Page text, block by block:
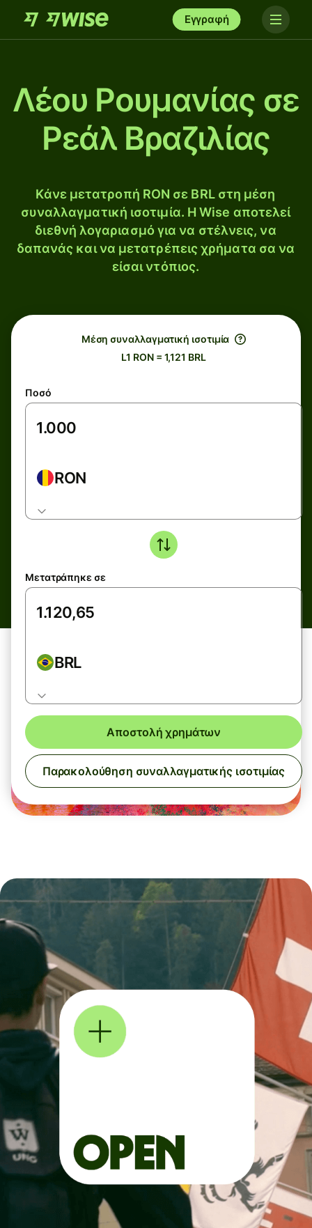
Εγγραφή
Λέου Ρουμανίας σε
Ρεάλ Βραζιλίας
Κάνε μετατροπή RON σε BRL στη μέση
συναλλαγματική ισοτιμία. Η Wise αποτελεί
διεθνή λογαριασμό για να στέλνεις, να
δαπανάς και να μετατρέπεις χρήματα σα να
είσαι ντόπιος.
Μέση συναλλαγματική ισοτιμία
L1 RON = 1,121 BRL
Ποσό
RON
Μετατράπηκε σε
BRL
Αποστολή χρημάτων
Παρακολούθηση συναλλαγματικής ισοτιμίας